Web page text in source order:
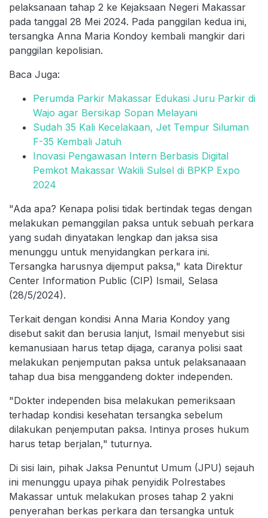
pelaksanaan tahap 2 ke Kejaksaan Negeri Makassar
pada tanggal 28 Mei 2024. Pada panggilan kedua ini,
tersangka Anna Maria Kondoy kembali mangkir dari
panggilan kepolisian.
Baca Juga:
Perumda Parkir Makassar Edukasi Juru Parkir di
Wajo agar Bersikap Sopan Melayani
Sudah 35 Kali Kecelakaan, Jet Tempur Siluman
F-35 Kembali Jatuh
Inovasi Pengawasan Intern Berbasis Digital
Pemkot Makassar Wakili Sulsel di BPKP Expo
2024
"Ada apa? Kenapa polisi tidak bertindak tegas dengan
melakukan pemanggilan paksa untuk sebuah perkara
yang sudah dinyatakan lengkap dan jaksa sisa
menunggu untuk menyidangkan perkara ini.
Tersangka harusnya dijemput paksa," kata Direktur
Center Information Public (CIP) Ismail, Selasa
(28/5/2024).
Terkait dengan kondisi Anna Maria Kondoy yang
disebut sakit dan berusia lanjut, Ismail menyebut sisi
kemanusiaan harus tetap dijaga, caranya polisi saat
melakukan penjemputan paksa untuk pelaksanaaan
tahap dua bisa menggandeng dokter independen.
"Dokter independen bisa melakukan pemeriksaan
terhadap kondisi kesehatan tersangka sebelum
dilakukan penjemputan paksa. Intinya proses hukum
harus tetap berjalan," tuturnya.
Di sisi lain, pihak Jaksa Penuntut Umum (JPU) sejauh
ini menunggu upaya pihak penyidik Polrestabes
Makassar untuk melakukan proses tahap 2 yakni
penyerahan berkas perkara dan tersangka untuk